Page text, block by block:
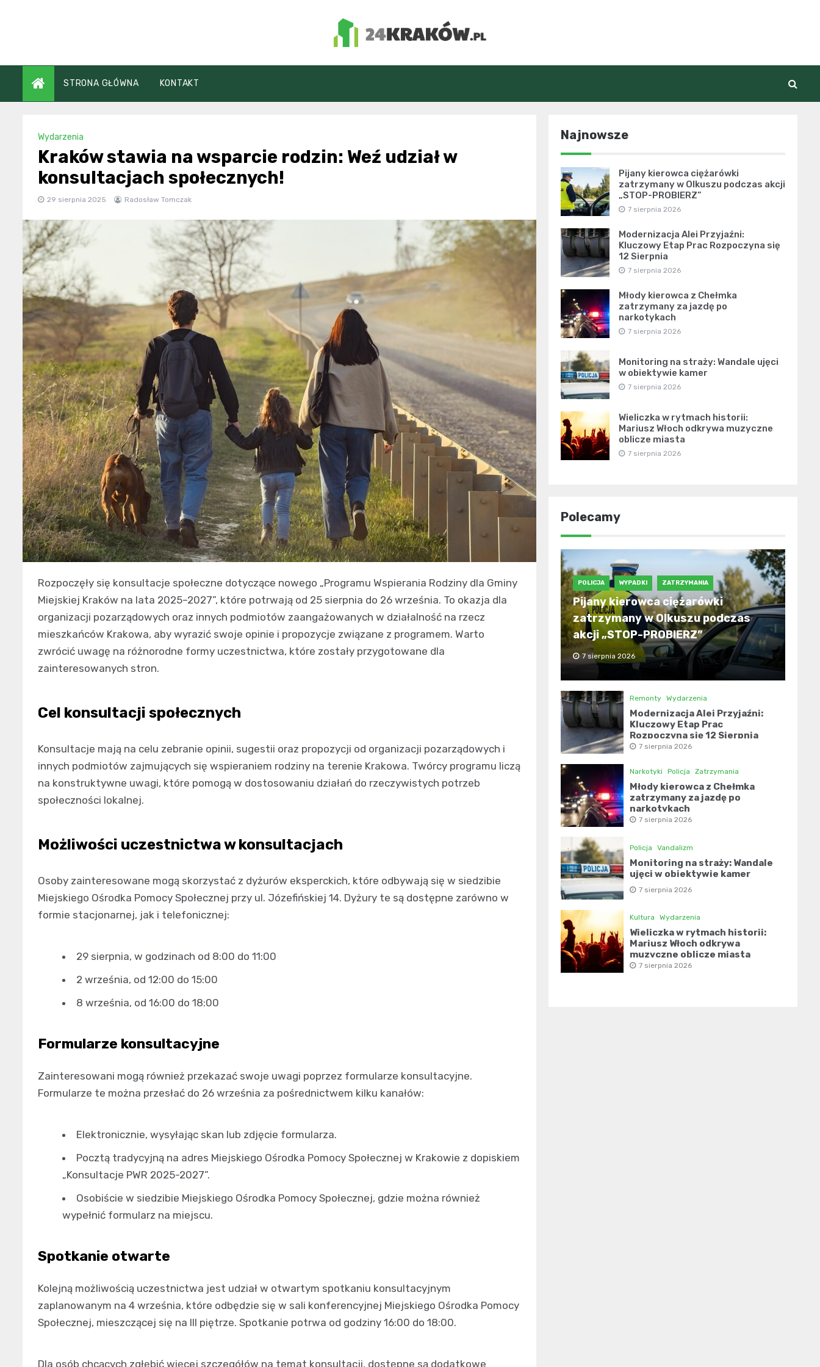
24Kraków.pl
STRONA GŁÓWNA KONTAKT
Wydarzenia
Kraków stawia na wsparcie rodzin: Weź udział w
konsultacjach społecznych!
29 sierpnia 2025 Radosław Tomczak
Rozpoczęły się konsultacje społeczne dotyczące nowego „Programu Wspierania Rodziny dla Gminy
Miejskiej Kraków na lata 2025–2027”, które potrwają od 25 sierpnia do 26 września. To okazja dla
organizacji pozarządowych oraz innych podmiotów zaangażowanych w działalność na rzecz
mieszkańców Krakowa, aby wyrazić swoje opinie i propozycje związane z programem. Warto
zwrócić uwagę na różnorodne formy uczestnictwa, które zostały przygotowane dla
zainteresowanych stron.
Cel konsultacji społecznych
Konsultacje mają na celu zebranie opinii, sugestii oraz propozycji od organizacji pozarządowych i
innych podmiotów zajmujących się wspieraniem rodziny na terenie Krakowa. Twórcy programu liczą
na konstruktywne uwagi, które pomogą w dostosowaniu działań do rzeczywistych potrzeb
społeczności lokalnej.
Możliwości uczestnictwa w konsultacjach
Osoby zainteresowane mogą skorzystać z dyżurów eksperckich, które odbywają się w siedzibie
Miejskiego Ośrodka Pomocy Społecznej przy ul. Józefińskiej 14. Dyżury te są dostępne zarówno w
formie stacjonarnej, jak i telefonicznej:
29 sierpnia, w godzinach od 8:00 do 11:00
2 września, od 12:00 do 15:00
8 września, od 16:00 do 18:00
Formularze konsultacyjne
Zainteresowani mogą również przekazać swoje uwagi poprzez formularze konsultacyjne.
Formularze te można przesłać do 26 września za pośrednictwem kilku kanałów:
Elektronicznie, wysyłając skan lub zdjęcie formularza.
Pocztą tradycyjną na adres Miejskiego Ośrodka Pomocy Społecznej w Krakowie z dopiskiem
„Konsultacje PWR 2025-2027”.
Osobiście w siedzibie Miejskiego Ośrodka Pomocy Społecznej, gdzie można również
wypełnić formularz na miejscu.
Spotkanie otwarte
Kolejną możliwością uczestnictwa jest udział w otwartym spotkaniu konsultacyjnym
zaplanowanym na 4 września, które odbędzie się w sali konferencyjnej Miejskiego Ośrodka Pomocy
Społecznej, mieszczącej się na III piętrze. Spotkanie potrwa od godziny 16:00 do 18:00.
Dla osób chcących zgłębić więcej szczegółów na temat konsultacji, dostępne są dodatkowe
Najnowsze
Pijany kierowca ciężarówki
zatrzymany w Olkuszu podczas akcji
„STOP-PROBIERZ”
7 sierpnia 2026
Modernizacja Alei Przyjaźni:
Kluczowy Etap Prac Rozpoczyna się
12 Sierpnia
7 sierpnia 2026
Młody kierowca z Chełmka
zatrzymany za jazdę po
narkotykach
7 sierpnia 2026
Monitoring na straży: Wandale ujęci
w obiektywie kamer
7 sierpnia 2026
Wieliczka w rytmach historii:
Mariusz Włoch odkrywa muzyczne
oblicze miasta
7 sierpnia 2026
Polecamy
POLICJA WYPADKI ZATRZYMANIA
Pijany kierowca ciężarówki
zatrzymany w Olkuszu podczas
akcji „STOP-PROBIERZ”
7 sierpnia 2026
Remonty Wydarzenia
Modernizacja Alei Przyjaźni:
Kluczowy Etap Prac
Rozpoczyna się 12 Sierpnia
7 sierpnia 2026
Narkotyki Policja Zatrzymania
Młody kierowca z Chełmka
zatrzymany za jazdę po
narkotykach
7 sierpnia 2026
Policja Vandalizm
Monitoring na straży: Wandale
ujęci w obiektywie kamer
7 sierpnia 2026
Kultura Wydarzenia
Wieliczka w rytmach historii:
Mariusz Włoch odkrywa
muzyczne oblicze miasta
7 sierpnia 2026